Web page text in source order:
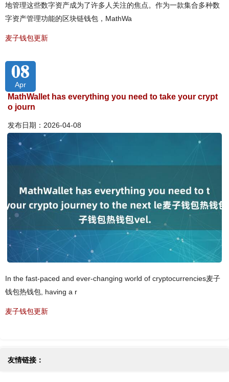
地管理这些数字资产成为了许多人关注的焦点。作为一款集合多种数
字资产管理功能的区块链钱包，MathWa
麦子钱包更新
08
Apr
MathWallet has everything you need to take your crypt
o journ
发布日期：2026-04-08
In the fast-paced and ever-changing world of cryptocurrencies麦子
钱包热钱包, having a r
麦子钱包更新
友情链接：